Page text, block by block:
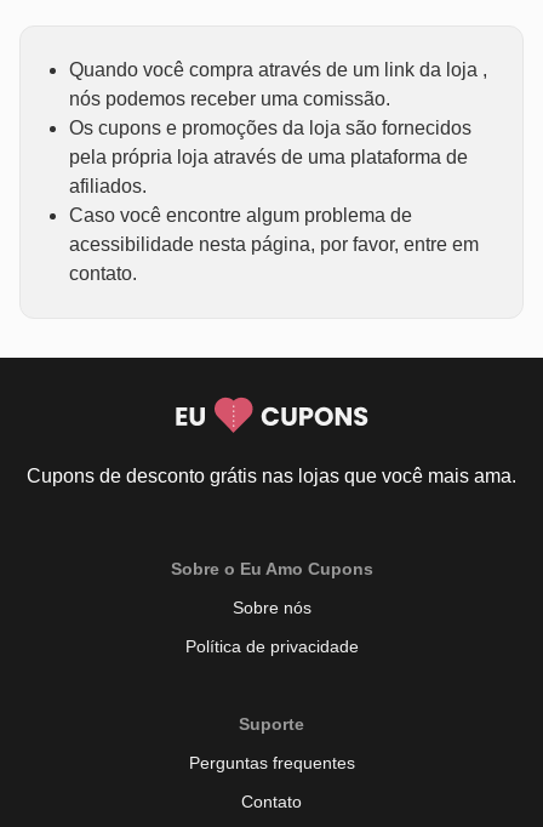
Quando você compra através de um link da loja ,
nós podemos receber uma comissão.
Os cupons e promoções da loja são fornecidos
pela própria loja através de uma plataforma de
afiliados.
Caso você encontre algum problema de
acessibilidade nesta página, por favor, entre em
contato.
Cupons de desconto grátis nas lojas que você mais ama.
Sobre o Eu Amo Cupons
Sobre nós
Política de privacidade
Suporte
Perguntas frequentes
Contato